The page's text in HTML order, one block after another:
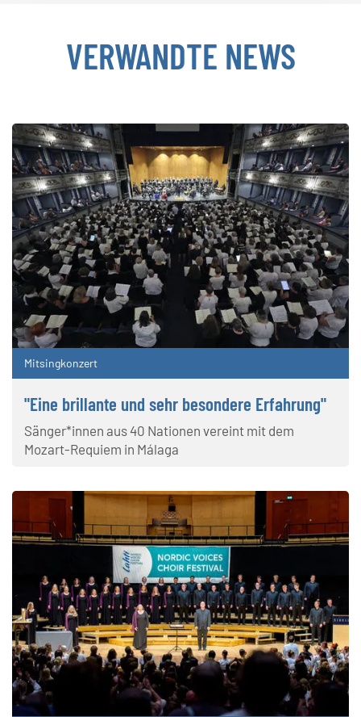
VERWANDTE NEWS
Mitsingkonzert
"Eine brillante und sehr besondere Erfahrung"
Sänger*innen aus 40 Nationen vereint mit dem
Mozart-Requiem in Málaga